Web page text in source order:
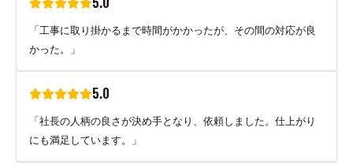
「工事に取り掛かるまで時間がかかったが、その間の対応が良
かった。」
5.0
「社長の人柄の良さが決め手となり、依頼しました。仕上がり
にも満足しています。」